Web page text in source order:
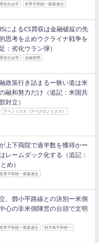
歴史社会学 世界平和統一家庭連合
によるCS買収は金融破綻の先
思考を止めウクライナ戦争を
：劣化ウラン弾）
歴史社会学 金融情勢
政策行き詰まるー狭い道は米
融和努力だけ（追記：米国共
対立）
アベノミクス（アベクロノミクス）
上下両院で過半数を獲得かー
レームダック化する（追記：
め）
世界平和統一家庭連合
、鄧小平路線との決別ー米側
心の非米側陣営の台頭で文明
世界平和統一家庭連合 韓半島平和統一